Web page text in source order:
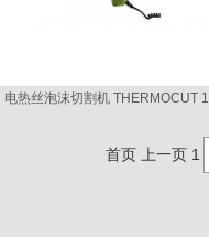
电热丝泡沫切割机 THERMOCUT 1
首页 上一页 1